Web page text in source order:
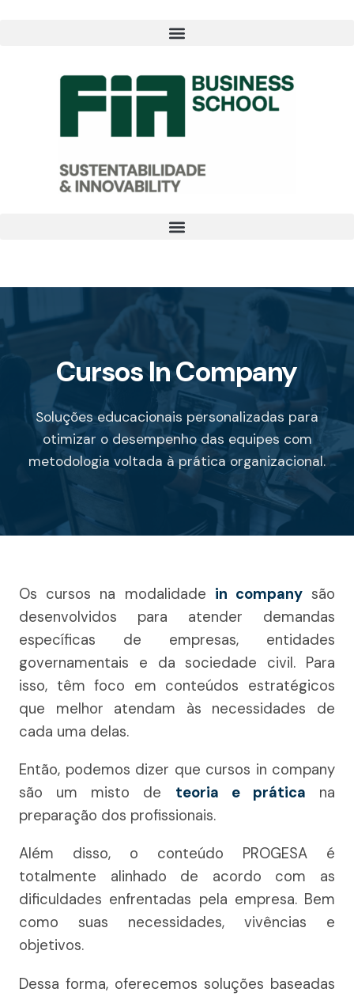
Cursos In Company
Soluções educacionais personalizadas para
otimizar o desempenho das equipes com
metodologia voltada à prática organizacional.
Os cursos na modalidade in companysão
desenvolvidos para atender demandas
específicas de empresas, entidades
governamentais e da sociedade civil. Para
isso, têm foco em conteúdos estratégicos
que melhor atendam às necessidades de
cada uma delas.
Então, podemos dizer que cursos in company
são um misto de teoria e prática na
preparação dos profissionais.
Além disso, o conteúdo PROGESA é
totalmente alinhado de acordo com as
dificuldades enfrentadas pela empresa. Bem
como suas necessidades, vivências e
objetivos.
Dessa forma, oferecemos soluções baseadas